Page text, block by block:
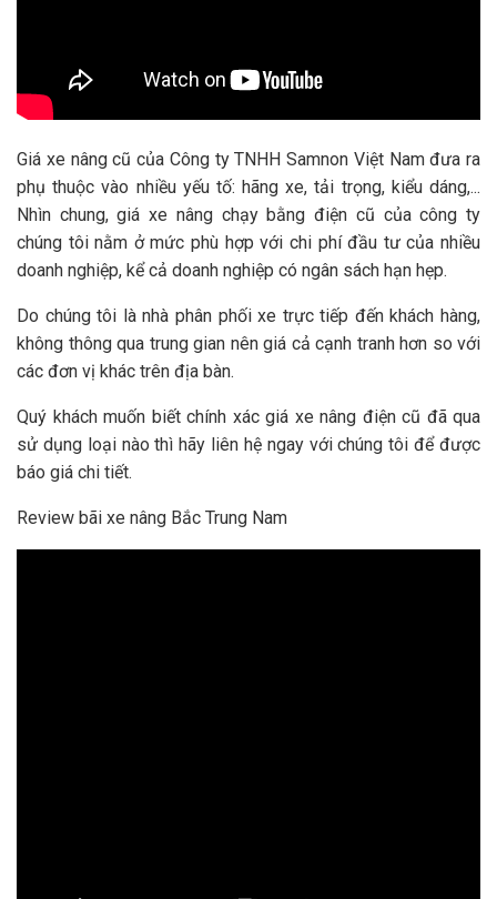
Giá xe nâng cũ của Công ty TNHH Samnon Việt Nam đưa ra
phụ thuộc vào nhiều yếu tố: hãng xe, tải trọng, kiểu dáng,...
Nhìn chung, giá xe nâng chạy bằng điện cũ của công ty
chúng tôi nằm ở mức phù hợp với chi phí đầu tư của nhiều
doanh nghiệp, kể cả doanh nghiệp có ngân sách hạn hẹp.
Do chúng tôi là nhà phân phối xe trực tiếp đến khách hàng,
không thông qua trung gian nên giá cả cạnh tranh hơn so với
các đơn vị khác trên địa bàn.
Quý khách muốn biết chính xác giá xe nâng điện cũ đã qua
sử dụng loại nào thì hãy liên hệ ngay với chúng tôi để được
báo giá chi tiết.
Review bãi xe nâng Bắc Trung Nam